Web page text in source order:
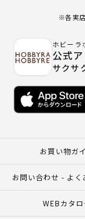
※各実
ホビーラ
公式
サクサ
お買い物ガ
お問い合わせ - よく
WEBカタロ